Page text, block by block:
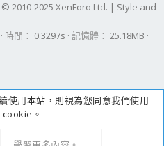
© 2010-2025 XenForo Ltd. | Style and
時間 0.3297s 記憶體 25.18MB
使用本站，則視為您同意我們使用
cookie。